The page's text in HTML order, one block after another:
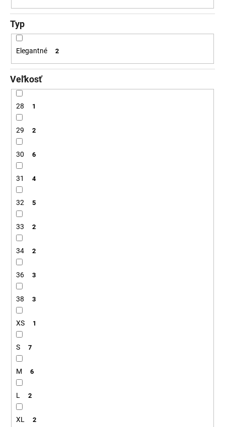
Typ
Elegantné 2
Veľkosť
28 1
29 2
30 6
31 4
32 5
33 2
34 2
36 3
38 3
XS 1
S 7
M 6
L 2
XL 2